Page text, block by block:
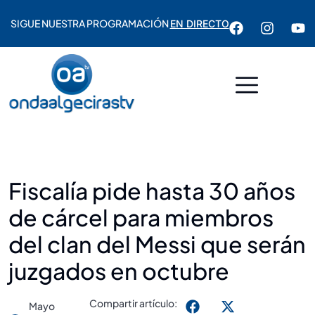
SIGUE NUESTRA PROGRAMACIÓNEN DIRECTO
Fiscalía pide hasta 30 años
de cárcel para miembros
del clan del Messi que serán
juzgados en octubre
Mayo
Compartir artículo: